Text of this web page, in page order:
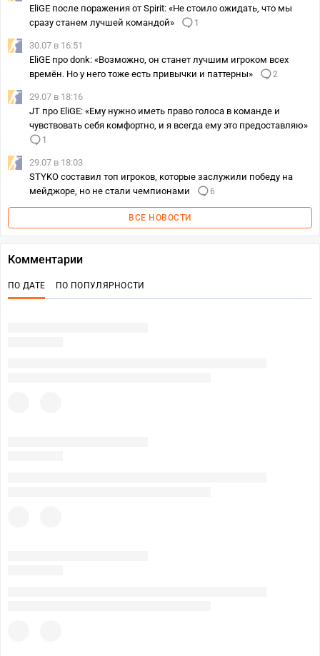
EliGE после поражения от Spirit: «Не стоило ожидать, что мы
сразу станем лучшей командой»
1
30.07 в 16:51
EliGE про donk: «Возможно, он станет лучшим игроком всех
времён. Но у него тоже есть привычки и паттерны»
2
29.07 в 18:16
JT про EliGE: «Ему нужно иметь право голоса в команде и
чувствовать себя комфортно, и я всегда ему это предоставляю»
1
29.07 в 18:03
STYKO составил топ игроков, которые заслужили победу на
мейджоре, но не стали чемпионами
6
ВСЕ НОВОСТИ
Комментарии
ПО ДАТЕ ПО ПОПУЛЯРНОСТИ